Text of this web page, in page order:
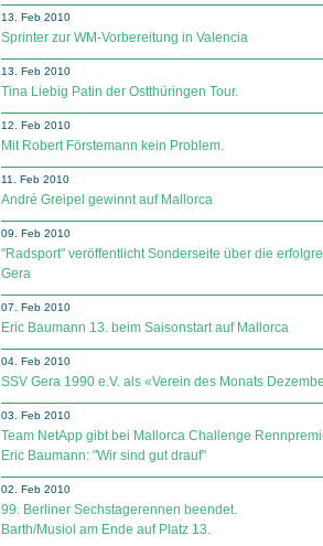
13. Feb 2010
Sprinter zur WM-Vorbereitung in Valencia
13. Feb 2010
Tina Liebig Patin der Ostthüringen Tour.
12. Feb 2010
Mit Robert Förstemann kein Problem.
11. Feb 2010
André Greipel gewinnt auf Mallorca
09. Feb 2010
"Radsport" veröffentlicht Sonderseite über die
Gera
07. Feb 2010
Eric Baumann 13. beim Saisonstart auf Mallorca
04. Feb 2010
SSV Gera 1990 e.V. als «Verein des Monats
03. Feb 2010
Team NetApp gibt bei Mallorca Challenge
Eric Baumann: "Wir sind gut drauf"
02. Feb 2010
99. Berliner Sechstagerennen beendet.
Barth/Musiol am Ende auf Platz 13.